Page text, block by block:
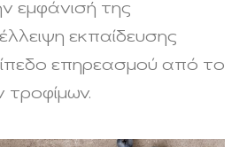
εμφάνισή της
εκπαίδευσης
επηρεασμού από το
τροφίμων.